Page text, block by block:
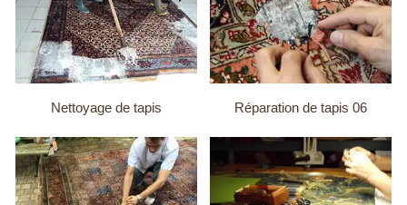
Nettoyage de tapis Réparation de tapis 06